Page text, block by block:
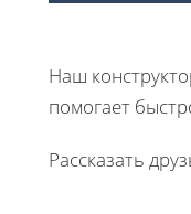
Наш
помогает
Рассказать